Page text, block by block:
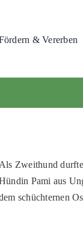
& Vererben
Als Zweithund
Pami aus
schüchternen